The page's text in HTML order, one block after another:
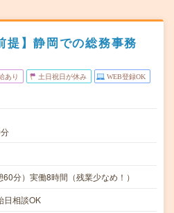
提】静岡での総務事務
あり 土日祝日が休み WEB登録OK
分）実働8時間（残業少なめ！）
相談OK